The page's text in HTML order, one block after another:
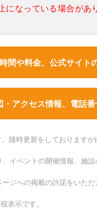
なっている場合があ
間や料金、公式サイト
・アクセス情報、電話
随時更新をしております
イベントの開催情報、施
ジへの掲載の許諾をいた
表示です。